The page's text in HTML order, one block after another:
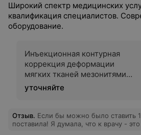
Широкий спектр медицинских
квалификация специалистов.
оборудование.
Инъекционная контурная
коррекция деформации
мягких тканей мезонитями
АПТОС (с насечками)
уточняйте
Отзыв. Если бы можно было ставить
поставила! Я думала, что к врачу - это всегда страшно